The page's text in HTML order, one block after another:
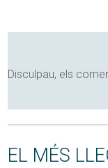
Disculpau, els
EL MÉS